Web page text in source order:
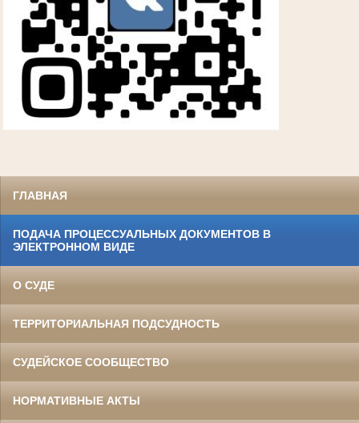
ГЛАВНАЯ
ПОДАЧА ПРОЦЕССУАЛЬНЫХ ДОКУМЕНТОВ В
ЭЛЕКТРОННОМ ВИДЕ
О СУДЕ
ТЕРРИТОРИАЛЬНАЯ ПОДСУДНОСТЬ
СУДЕЙСКОЕ СООБЩЕСТВО
НОРМАТИВНЫЕ АКТЫ